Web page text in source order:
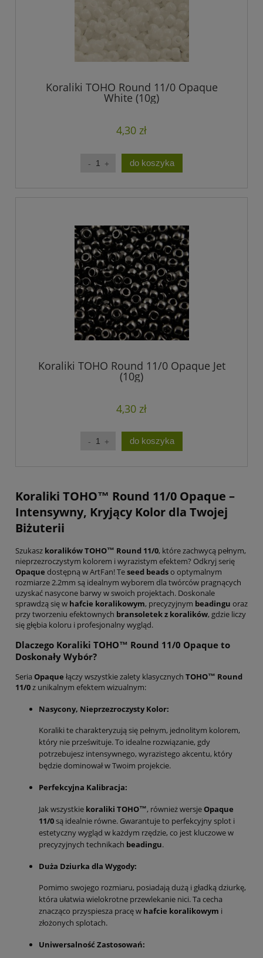
Koraliki TOHO Round 11/0 Opaque
White (10g)
4,30 zł
do koszyka
Koraliki TOHO Round 11/0 Opaque Jet
(10g)
4,30 zł
do koszyka
Koraliki TOHO™ Round 11/0 Opaque –
Intensywny, Kryjący Kolor dla Twojej
Biżuterii
Szukasz koralików TOHO™ Round 11/0, które zachwycą pełnym,
nieprzezroczystym kolorem i wyrazistym efektem? Odkryj serię
Opaque dostępną w ArtFan! Teseed beadso optymalnym
rozmiarze 2.2mm są idealnym wyborem dla twórców pragnących
uzyskać nasycone barwy w swoich projektach. Doskonale
sprawdzą się w hafcie koralikowym, precyzyjnym beadingu oraz
przy tworzeniu efektownych bransoletek z koralików, gdzie liczy
się głębia koloru i profesjonalny wygląd.
Dlaczego Koraliki TOHO™ Round 11/0 Opaque to
Doskonały Wybór?
Seria Opaque łączy wszystkie zalety klasycznych TOHO™ Round
11/0z unikalnym efektem wizualnym:
Nasycony, Nieprzezroczysty Kolor:
Koraliki te charakteryzują się pełnym, jednolitym kolorem,
który nie prześwituje. To idealne rozwiązanie, gdy
potrzebujesz intensywnego, wyrazistego akcentu, który
będzie dominował w Twoim projekcie.
Perfekcyjna Kalibracja:
Jak wszystkie koraliki TOHO™, również wersjeOpaque
11/0są idealnie równe. Gwarantuje to perfekcyjny splot i
estetyczny wygląd w każdym rzędzie, co jest kluczowe w
precyzyjnych technikach beadingu.
Duża Dziurka dla Wygody:
Pomimo swojego rozmiaru, posiadają dużą i gładką dziurkę,
która ułatwia wielokrotne przewlekanie nici. Ta cecha
znacząco przyspiesza pracę w hafcie koralikowym i
złożonych splotach.
Uniwersalność Zastosowań: